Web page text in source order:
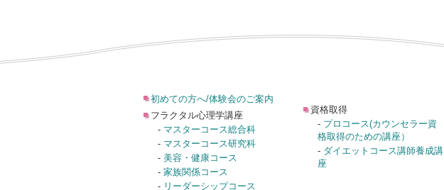
初めての方へ/体験会のご案内
フラクタル心理学講座
- マスターコース総合科
- マスターコース研究科
- 美容・健康コース
- 家族関係コース
- リーダーシップコース
資格取得
- プロコース(カウンセラー資
格取得のための講座）
- ダイエットコース講師養成講
座